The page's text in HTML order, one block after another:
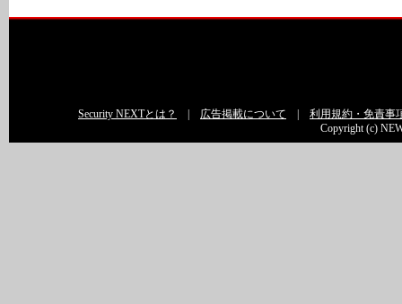
Security NEXTとは？ 広告掲載について
利用規約・免責事
Copyright (c)